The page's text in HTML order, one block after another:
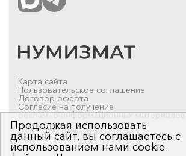
Карта сайта
Пользовательское соглашение
Договор-оферта
Согласие на получение
рекламно-информационных материалов
© 2019-2026 Нумизмат.ru
Продолжая использовать
данный сайт, вы соглашаетесь с
использованием нами cookie-